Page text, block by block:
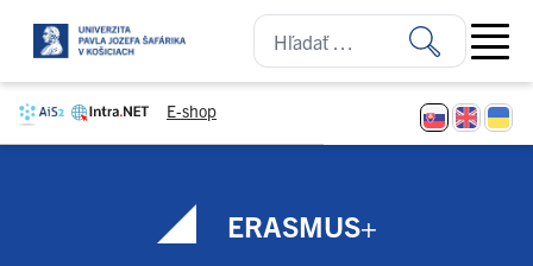
E-shop
Open
ERASMUS+